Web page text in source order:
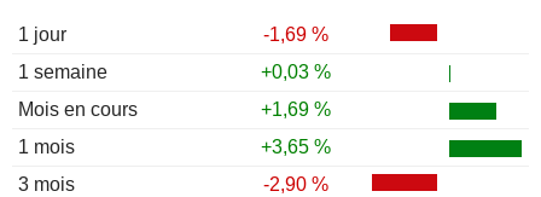
1 jour
-1,69 %
1 semaine
+0,03 %
Mois en cours
+1,69 %
1 mois
+3,65 %
3 mois
-2,90 %